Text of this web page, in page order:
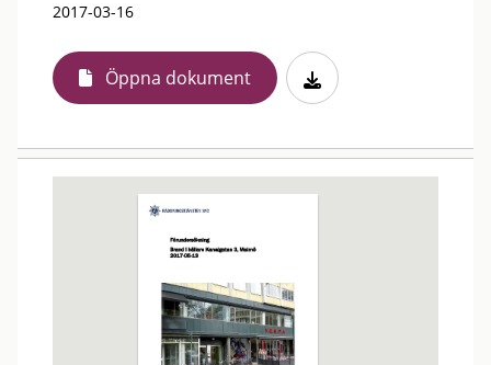
2017-03-16
Öppna dokument